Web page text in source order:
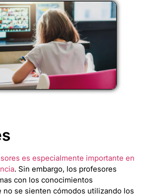
es especialmente importante en
. Sin embargo, los profesores
con los conocimientos
no se sienten cómodos utilizando los